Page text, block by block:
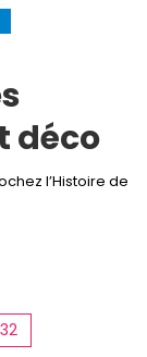
déco
l’Histoire de
32